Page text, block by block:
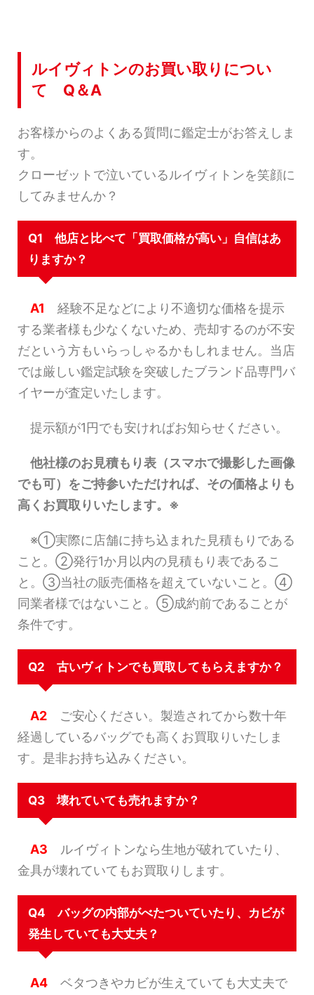
ルイヴィトンのお買い取りについ
て Q＆A
お客様からのよくある質問に鑑定士がお答えしま
す。
クローゼットで泣いているルイヴィトンを笑顔に
してみませんか？
Q1 他店と比べて「買取価格が高い」自信はあ
りますか？
A1 経験不足などにより不適切な価格を提示
する業者様も少なくないため、売却するのが不安
だという方もいらっしゃるかもしれません。当店
では厳しい鑑定試験を突破したブランド品専門バ
イヤーが査定いたします。
提示額が1円でも安ければお知らせください。
他社様のお見積もり表（スマホで撮影した画像
でも可）をご持参いただければ、その価格よりも
高くお買取りいたします。※
※①実際に店舗に持ち込まれた見積もりである
こと。②発行1か月以内の見積もり表であるこ
と。③当社の販売価格を超えていないこと。④
同業者様ではないこと。⑤成約前であることが
条件です。
Q2 古いヴィトンでも買取してもらえますか？
A2 ご安心ください。製造されてから数十年
経過しているバッグでも高くお買取りいたしま
す。是非お持ち込みください。
Q3 壊れていても売れますか？
A3 ルイヴィトンなら生地が破れていたり、
金具が壊れていてもお買取りします。
Q4 バッグの内部がべたついていたり、カビが
発生していても大丈夫？
A4 ベタつきやカビが生えていても大丈夫で